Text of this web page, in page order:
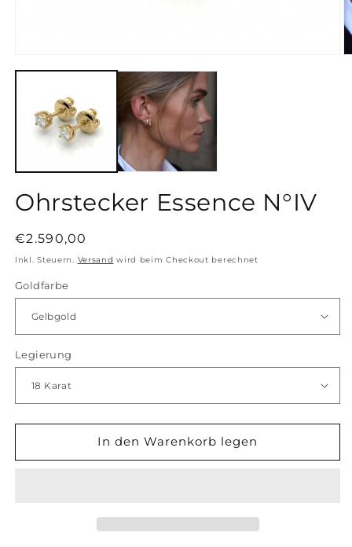
Ohrstecker Essence N°IV
Normaler
Preis
€2.590,00
Inkl. Steuern. Versand wird beim Checkout berechnet
Goldfarbe
Legierung
In den Warenkorb legen